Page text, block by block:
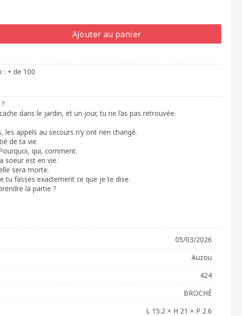
Ajouter au panier
: + de 100
dans le jardin, et un jour, tu ne l’as pas retrouvée.
les appels au secours n’y ont rien changé.
de ta vie.
qui, comment.
soeur est en vie.
sera morte.
tu fasses exactement ce que je te dise.
la partie ?
05/03/2026
Auzou
424
BROCHÉ
L 15.2 × H 21 × P 2.6